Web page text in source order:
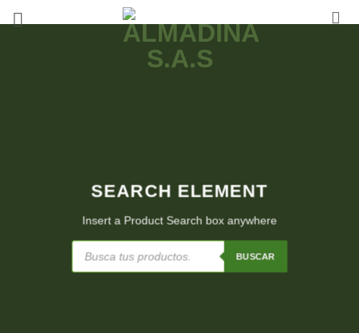
SEARCH ELEMENT
Insert a Product Search box anywhere
Búsqueda
productos
BUSCAR